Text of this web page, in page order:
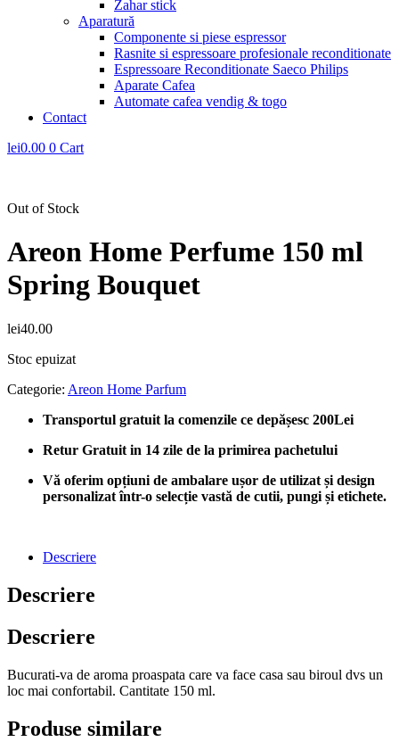
Zahar stick
Aparatură
Componente si piese espressor
Rasnite si espressoare profesionale reconditionate
Espressoare Reconditionate Saeco Philips
Aparate Cafea
Automate cafea vendig & togo
Contact
lei0.00 0 Cart
Out of Stock
Areon Home Perfume 150 ml
Spring Bouquet
lei40.00
Stoc epuizat
Categorie: Areon Home Parfum
Transportul gratuit la comenzile ce depășesc 200Lei
Retur Gratuit in 14 zile de la primirea pachetului
Vă oferim opțiuni de ambalare ușor de utilizat și design
personalizat într-o selecție vastă de cutii, pungi și etichete.
Descriere
Descriere
Descriere
Bucurati-va de aroma proaspata care va face casa sau biroul dvs un
loc mai confortabil. Cantitate 150 ml.
Produse similare